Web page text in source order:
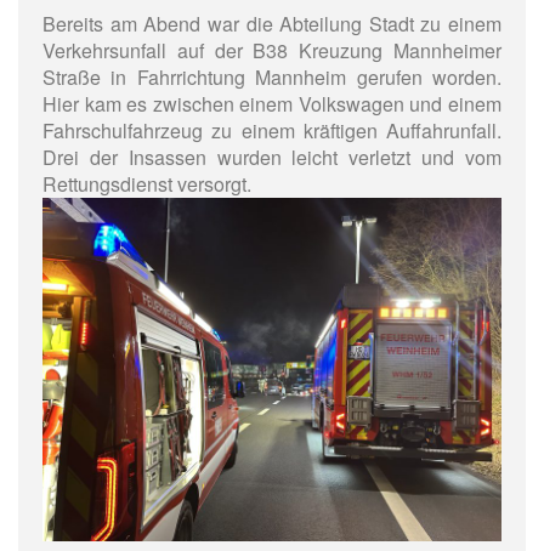
Bereits am Abend war die Abteilung Stadt zu einem
Verkehrsunfall auf der B38 Kreuzung Mannheimer
Straße in Fahrrichtung Mannheim gerufen worden.
Hier kam es zwischen einem Volkswagen und einem
Fahrschulfahrzeug zu einem kräftigen Auffahrunfall.
Drei der Insassen wurden leicht verletzt und vom
Rettungsdienst versorgt.